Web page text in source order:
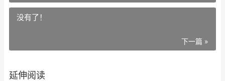
没有了！
下一篇 »
延伸阅读